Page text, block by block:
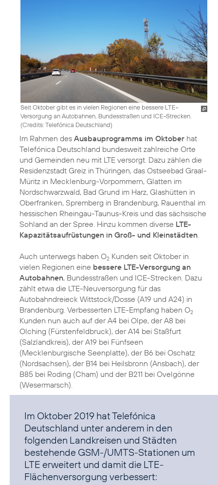
Seit Oktober gibt es in vielen Regionen eine bessere LTE-
Versorgung an Autobahnen, Bundesstraßen und ICE-Strecken.
(Credits: Telefónica Deutschland)
Im Rahmen des Ausbauprogramms im Oktober hat
Telefónica Deutschland bundesweit zahlreiche Orte
und Gemeinden neu mit LTE versorgt. Dazu zählen die
Residenzstadt Greiz in Thüringen, das Ostseebad Graal-
Müritz in Mecklenburg-Vorpommern, Glatten im
Nordschwarzwald, Bad Grund im Harz, Glashütten in
Oberfranken, Spremberg in Brandenburg, Rauenthal im
hessischen Rheingau-Taunus-Kreis und das sächsische
Sohland an der Spree. Hinzu kommen diverse LTE-
Kapazitätsaufrüstungen in Groß- und Kleinstädten.
Auch unterwegs haben O2 Kunden seit Oktober in
vielen Regionen eine bessere LTE-Versorgung an
Autobahnen, Bundesstraßen und ICE-Strecken. Dazu
zählt etwa die LTE-Neuversorgung für das
Autobahndreieck Wittstock/Dosse (A19 und A24) in
Brandenburg. Verbesserten LTE-Empfang haben O2
Kunden nun auch auf der A4 bei Olpe, der A8 bei
Olching (Fürstenfeldbruck), der A14 bei Staßfurt
(Salzlandkreis), der A19 bei Fünfseen
(Mecklenburgische Seenplatte), der B6 bei Oschatz
(Nordsachsen), der B14 bei Heilsbronn (Ansbach), der
B85 bei Roding (Cham) und der B211 bei Ovelgönne
(Wesermarsch).
Im Oktober 2019 hat Telefónica
Deutschland unter anderem in den
folgenden Landkreisen und Städten
bestehende GSM-/UMTS-Stationen um
LTE erweitert und damit die LTE-
Flächenversorgung verbessert: